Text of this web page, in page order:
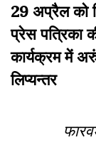
29 अप्रैल को
प्रेस पत्रिका
कार्यक्रम में
लिप्यन्तर